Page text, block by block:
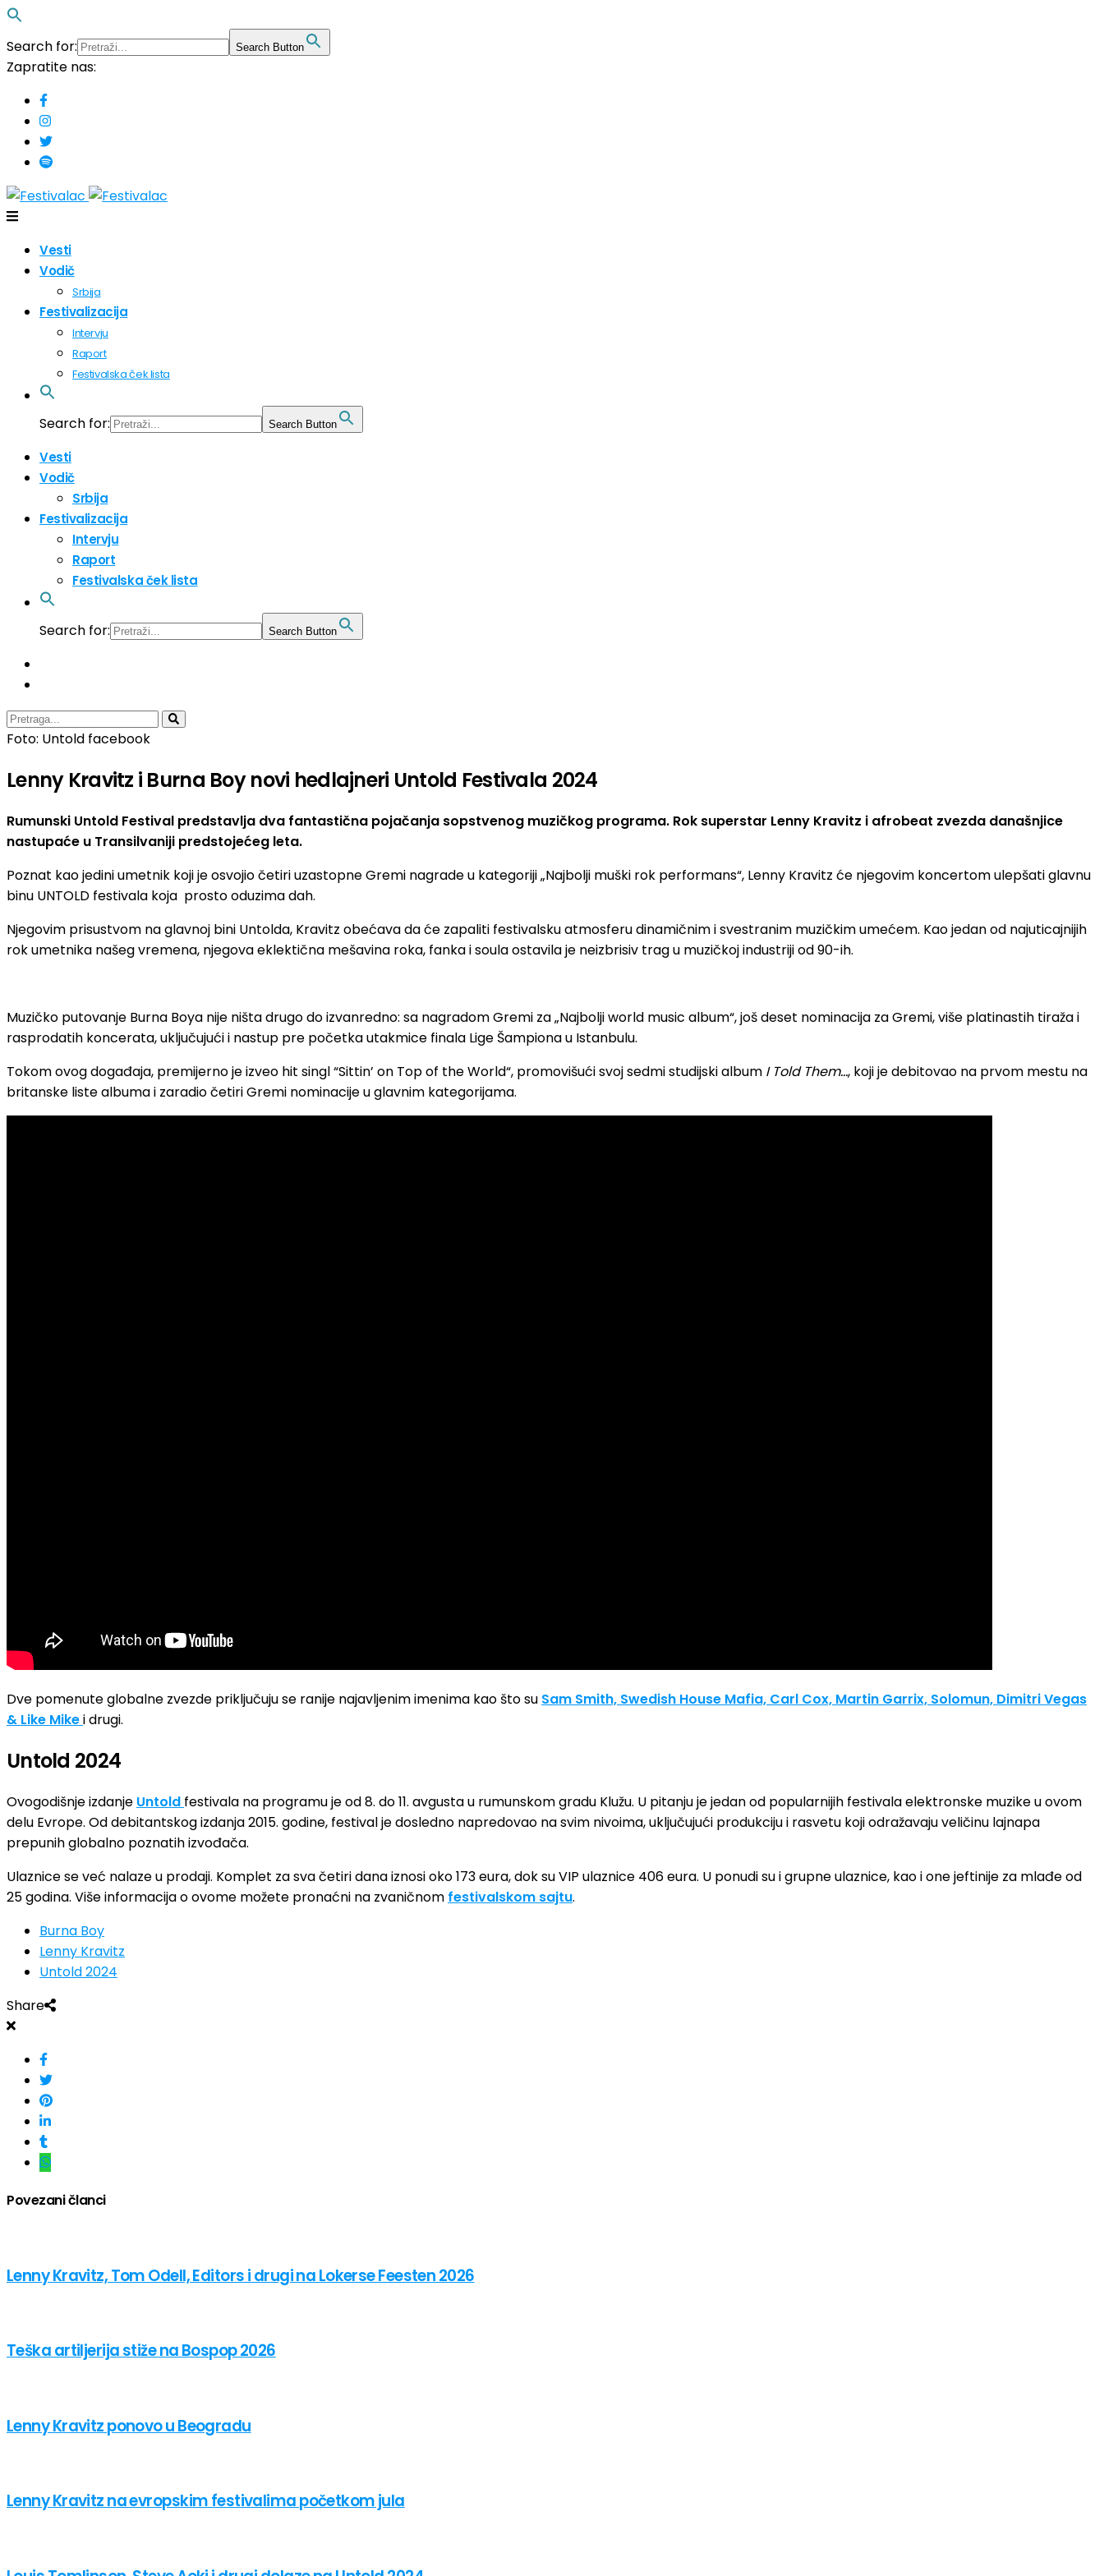
Search for: Search Button
Zapratite nas:
Vesti
Vodič
Srbija
Festivalizacija
Intervju
Raport
Festivalska ček lista
Search for: Search Button
Vesti
Vodič
Srbija
Festivalizacija
Intervju
Raport
Festivalska ček lista
Search for: Search Button
Foto: Untold facebook
Lenny Kravitz i Burna Boy novi hedlajneri Untold Festivala 2024
Rumunski Untold Festival predstavlja dva fantastična pojačanja sopstvenog muzičkog programa. Rok superstar Lenny Kravitz i afrobeat zvezda današnjice
nastupaće u Transilvaniji predstojećeg leta.
Poznat kao jedini umetnik koji je osvojio četiri uzastopne Gremi nagrade u kategoriji „Najbolji muški rok performans“, Lenny Kravitz će njegovim koncertom ulepšati glavnu
binu UNTOLD festivala koja prosto oduzima dah.
Njegovim prisustvom na glavnoj bini Untolda, Kravitz obećava da će zapaliti festivalsku atmosferu dinamičnim i svestranim muzičkim umećem. Kao jedan od najuticajnijih
rok umetnika našeg vremena, njegova eklektična mešavina roka, fanka i soula ostavila je neizbrisiv trag u muzičkoj industriji od 90-ih.
Muzičko putovanje Burna Boya nije ništa drugo do izvanredno: sa nagradom Gremi za „Najbolji world music album“, još deset nominacija za Gremi, više platinastih tiraža i
rasprodatih koncerata, uključujući i nastup pre početka utakmice finala Lige Šampiona u Istanbulu.
Tokom ovog događaja, premijerno je izveo hit singl “Sittin’ on Top of the World“, promovišući svoj sedmi studijski album I Told Them…, koji je debitovao na prvom mestu na
britanske liste albuma i zaradio četiri Gremi nominacije u glavnim kategorijama.
Dve pomenute globalne zvezde priključuju se ranije najavljenim imenima kao što su Sam Smith, Swedish House Mafia, Carl Cox, Martin Garrix, Solomun, Dimitri Vegas
& Like Mikei drugi.
Untold 2024
Ovogodišnje izdanje Untold festivala na programu je od 8. do 11. avgusta u rumunskom gradu Klužu. U pitanju je jedan od popularnijih festivala elektronske muzike u ovom
delu Evrope. Od debitantskog izdanja 2015. godine, festival je dosledno napredovao na svim nivoima, uključujući produkciju i rasvetu koji odražavaju veličinu lajnapa
prepunih globalno poznatih izvođača.
Ulaznice se već nalaze u prodaji. Komplet za sva četiri dana iznosi oko 173 eura, dok su VIP ulaznice 406 eura. U ponudi su i grupne ulaznice, kao i one jeftinije za mlađe od
25 godina. Više informacija o ovome možete pronaćni na zvaničnom festivalskom sajtu.
Burna Boy
Lenny Kravitz
Untold 2024
Share
Povezani članci
Lenny Kravitz, Tom Odell, Editors i drugi na Lokerse Feesten 2026
Teška artiljerija stiže na Bospop 2026
Lenny Kravitz ponovo u Beogradu
Lenny Kravitz na evropskim festivalima početkom jula